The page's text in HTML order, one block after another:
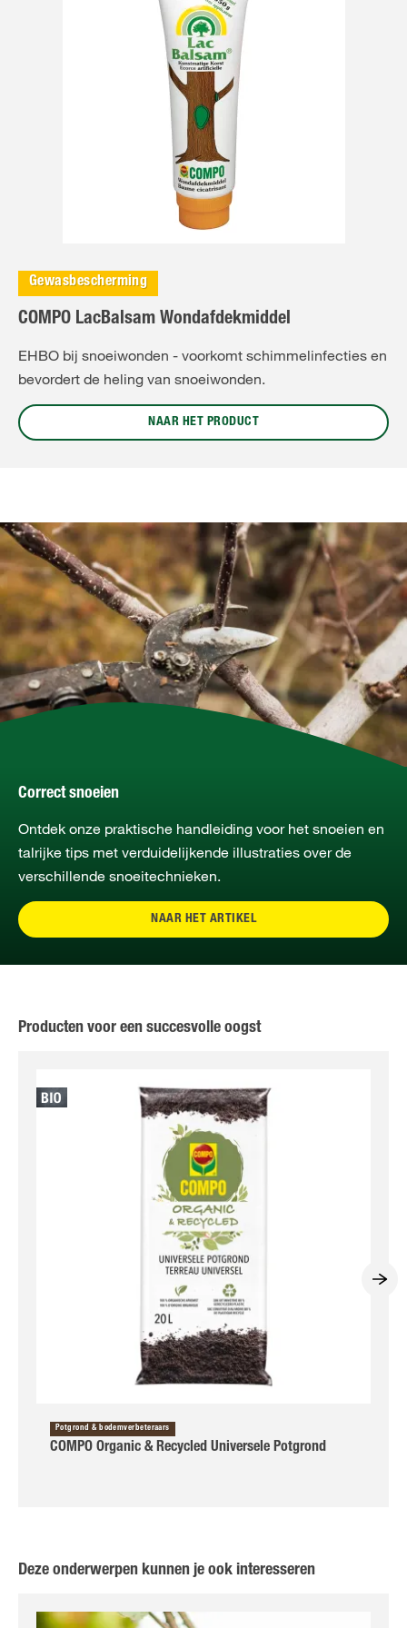
Gewasbescherming
COMPO LacBalsam Wondafdekmiddel
EHBO bij snoeiwonden - voorkomt schimmelinfecties en
bevordert de heling van snoeiwonden.
NAAR HET PRODUCT
Correct snoeien
Ontdek onze praktische handleiding voor het snoeien en
talrijke tips met verduidelijkende illustraties over de
verschillende snoeitechnieken.
NAAR HET ARTIKEL
Producten voor een succesvolle oogst
Potgrond & bodemverbeteraars
COMPO Organic & Recycled Universele Potgrond
Deze onderwerpen kunnen je ook interesseren